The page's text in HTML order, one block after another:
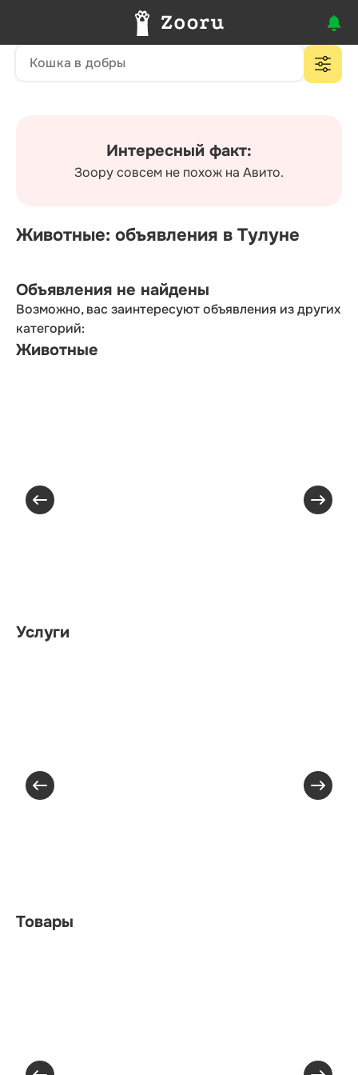
Интересный факт:
Зоору совсем не похож на Авито.
Животные: объявления в Тулуне
Объявления не найдены
Возможно, вас заинтересуют объявления из других
категорий:
Животные
Услуги
Товары